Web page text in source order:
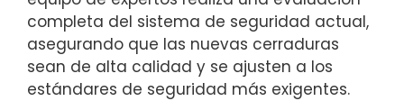
completa del sistema de seguridad actual,
asegurando que las nuevas cerraduras
sean de alta calidad y se ajusten a los
estándares de seguridad más exigentes.